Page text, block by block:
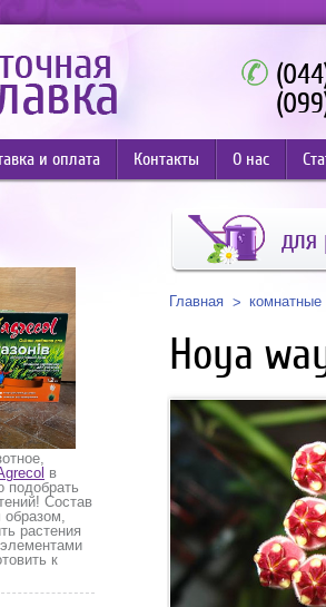
и оплата Контакты О нас
в
подобрать
Состав
образом,
растения
к
для
Главная комнатные
Hoya